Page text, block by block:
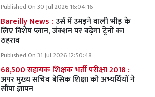
Published On 30 Jul 2026 16:04:16
Bareilly News :उर्स में उमड़ने वाली भीड़ के
लिए विशेष प्लान, जंक्शन पर बढ़ेगा ट्रेनों का
ठहराव
Published On 31 Jul 2026 12:50:48
68,500 सहायक शिक्षक भर्ती परीक्षा 2018 :
अपर मुख्य सचिव बेसिक शिक्षा को अभ्यर्थियों ने
सौंपा ज्ञापन